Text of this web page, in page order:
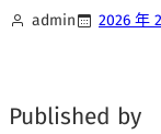
admin 2026 年
Published by